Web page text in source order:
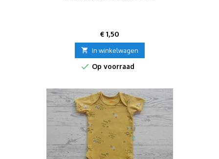
Prijs
€ 1,50
 In winkelwagen
 Op voorraad